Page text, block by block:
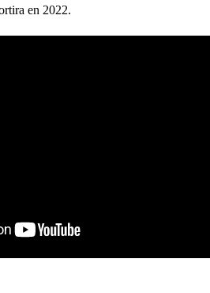
en 2022.